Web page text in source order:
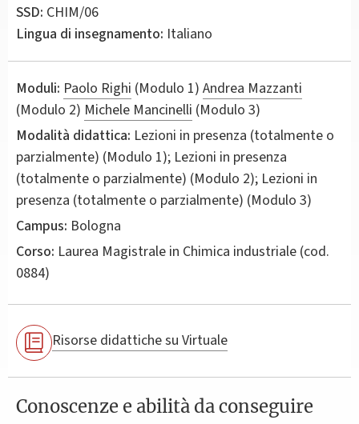
SSD: CHIM/06
Lingua di insegnamento: Italiano
Moduli: Paolo Righi (Modulo 1) Andrea Mazzanti
(Modulo 2) Michele Mancinelli (Modulo 3)
Modalità didattica: Lezioni in presenza (totalmente o
parzialmente) (Modulo 1); Lezioni in presenza
(totalmente o parzialmente) (Modulo 2); Lezioni in
presenza (totalmente o parzialmente) (Modulo 3)
Campus: Bologna
Corso: Laurea Magistrale in Chimica industriale (cod.
0884)
Risorse didattiche su Virtuale
Conoscenze e abilità da conseguire